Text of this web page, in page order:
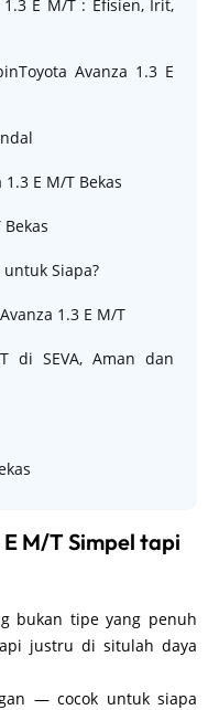
E M/T : Efisien, Irit,
Avanza 1.3 E
E M/T Bekas
untuk Siapa?
1.3 E M/T
di SEVA, Aman dan
E M/T Simpel tapi
bukan tipe yang penuh
justru di situlah daya
— cocok untuk siapa